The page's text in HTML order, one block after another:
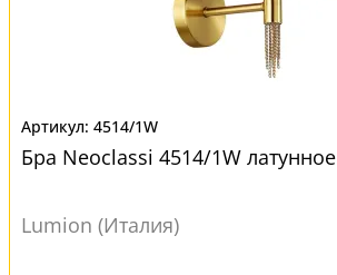
4514/1W
Бра Neoclassi 4514/1W латунное
Lumion (Италия)